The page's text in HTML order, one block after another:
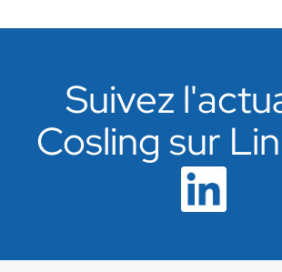
Suivez
Cosling sur